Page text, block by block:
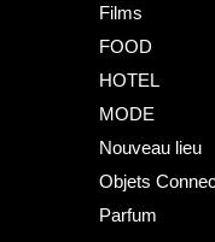
Films
FOOD
HOTEL
MODE
Nouveau lieu
Objets
Parfum